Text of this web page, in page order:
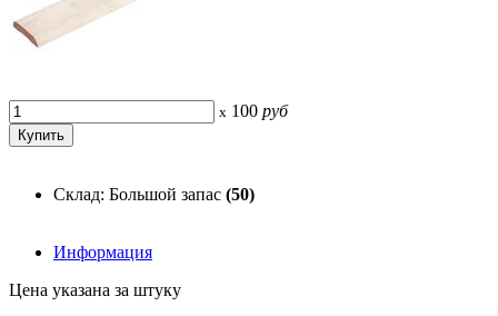
x 100 руб
Склад: Большой запас (50)
Информация
Цена указана за штуку